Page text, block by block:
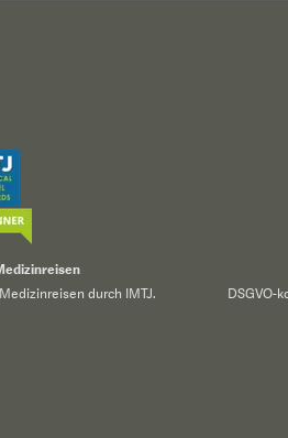
durch IMTJ. DSGVO-